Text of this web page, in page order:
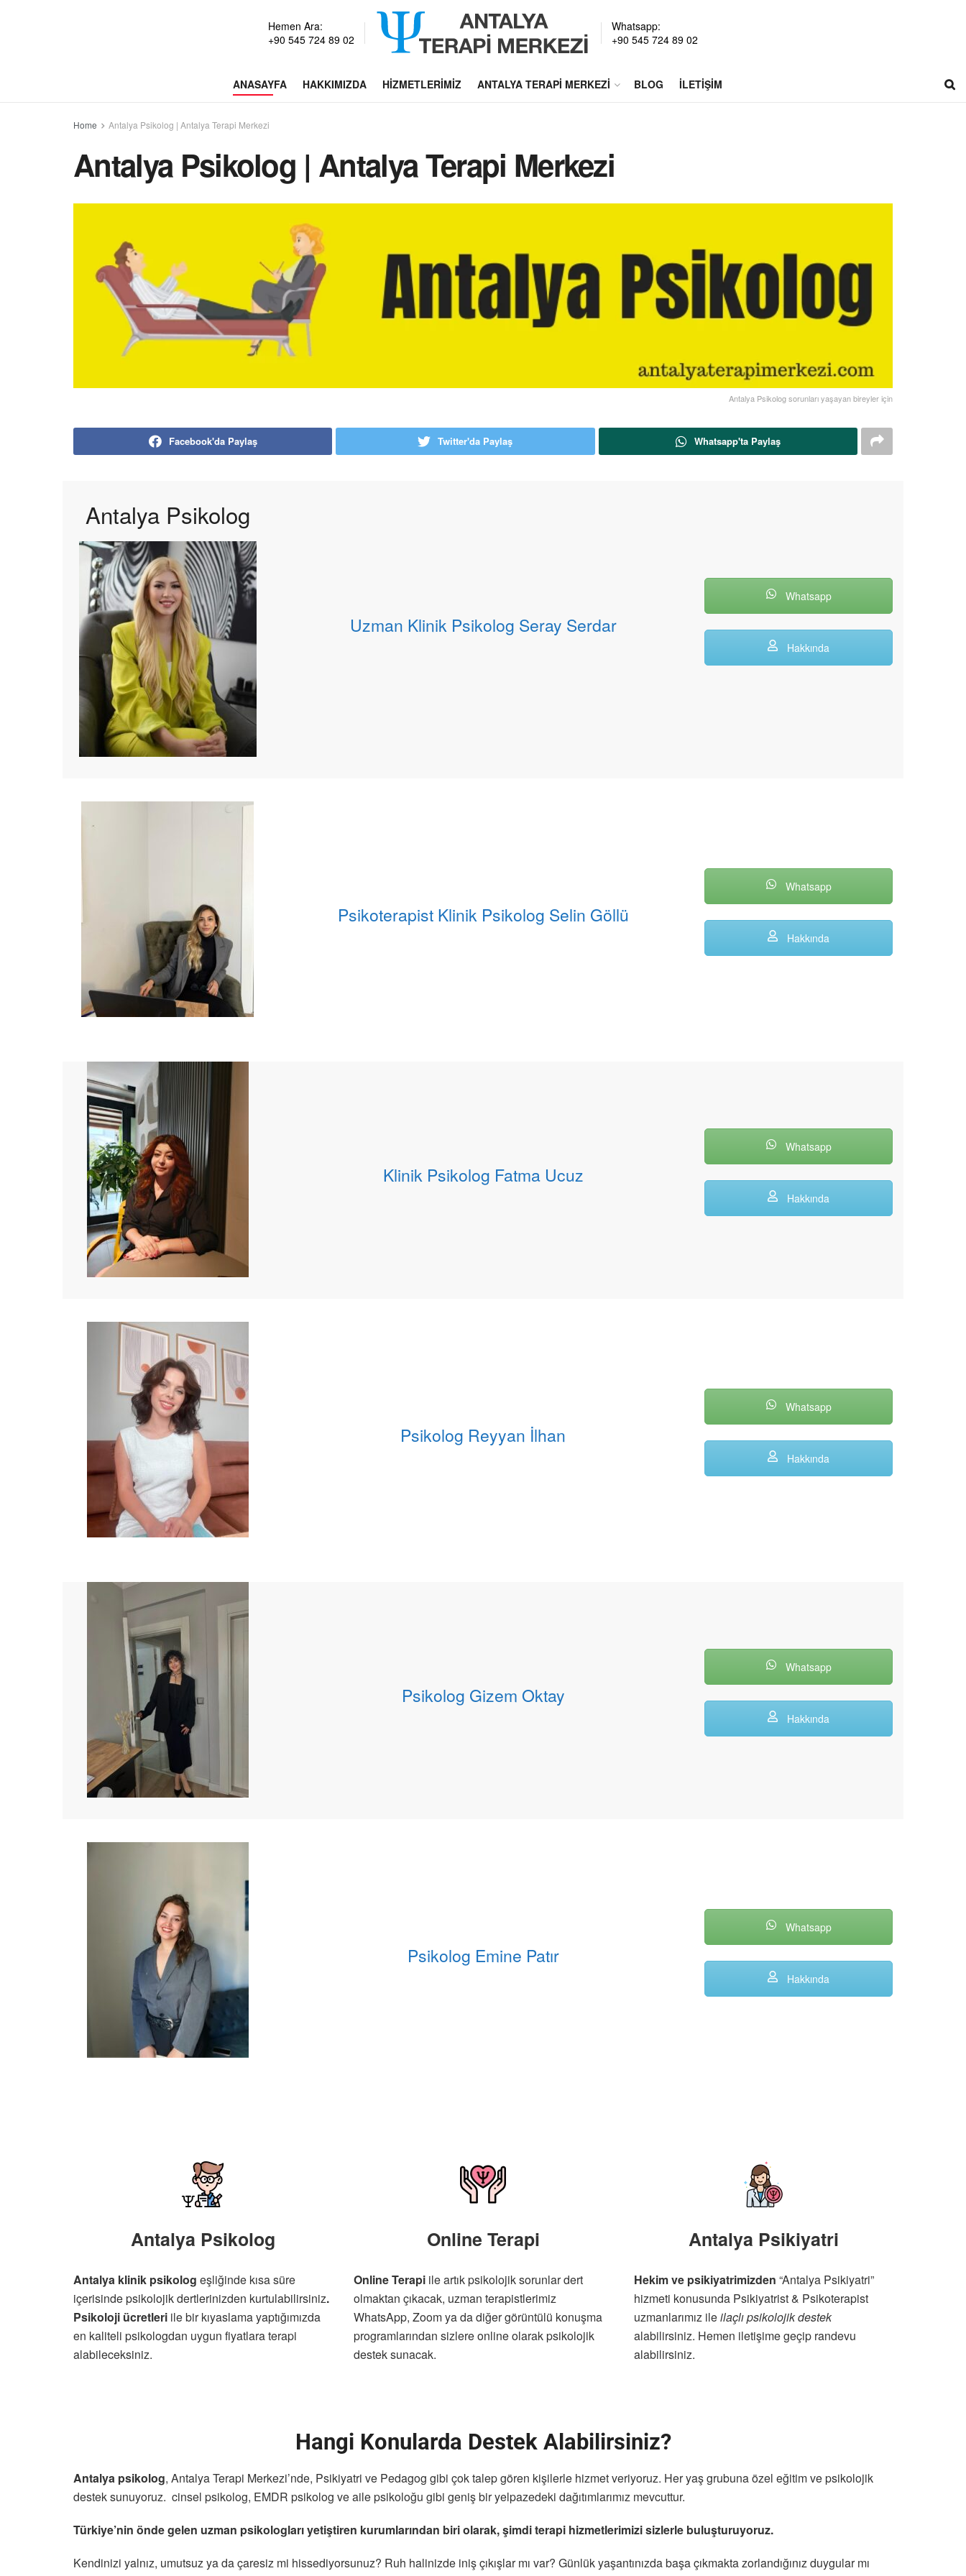
Hemen Ara:
+90 545 724 89 02
Whatsapp:
+90 545 724 89 02
ANASAYFA HAKKIMIZDA HIZMETLERIMIZ ANTALYA TERAPI MERKEZI BLOG İLETIŞIM
Home Antalya Psikolog | Antalya Terapi Merkezi
Antalya Psikolog | Antalya Terapi Merkezi
Antalya Psikolog sorunları yaşayan bireyler için
Facebook'da Paylaş Twitter'da Paylaş Whatsapp'ta Paylaş
Antalya Psikolog
Uzman Klinik Psikolog Seray Serdar
Whatsapp
Hakkında
Psikoterapist Klinik Psikolog Selin Göllü
Whatsapp
Hakkında
Klinik Psikolog Fatma Ucuz
Whatsapp
Hakkında
Psikolog Reyyan İlhan
Whatsapp
Hakkında
Psikolog Gizem Oktay
Whatsapp
Hakkında
Psikolog Emine Patır
Whatsapp
Hakkında
Antalya Psikolog
Antalya klinik psikolog eşliğinde kısa süre
içerisinde psikolojik dertlerinizden kurtulabilirsiniz.
Psikoloji ücretleri ile bir kıyaslama yaptığımızda
en kaliteli psikologdan uygun fiyatlara terapi
alabileceksiniz.
Online Terapi
Online Terapi ile artık psikolojik sorunlar dert
olmaktan çıkacak, uzman terapistlerimiz
WhatsApp, Zoom ya da diğer görüntülü konuşma
programlarından sizlere online olarak psikolojik
destek sunacak.
Antalya Psikiyatri
Hekim ve psikiyatrimizden “Antalya Psikiyatri”
hizmeti konusunda Psikiyatrist & Psikoterapist
uzmanlarımız ileilaçlı psikolojik destek
alabilirsiniz. Hemen iletişime geçip randevu
alabilirsiniz.
Hangi Konularda Destek Alabilirsiniz?
Antalya psikolog, Antalya Terapi Merkezi’nde, Psikiyatri ve Pedagog gibi çok talep gören kişilerle hizmet veriyoruz. Her yaş grubuna özel eğitim ve psikolojik
destek sunuyoruz. cinsel psikolog, EMDR psikolog ve aile psikoloğu gibi geniş bir yelpazedeki dağıtımlarımız mevcuttur.
Türkiye’nin önde gelen uzman psikologları yetiştiren kurumlarından biri olarak, şimdi terapi hizmetlerimizi sizlerle buluşturuyoruz.
Kendinizi yalnız, umutsuz ya da çaresiz mi hissediyorsunuz? Ruh halinizde iniş çıkışlar mı var? Günlük yaşantınızda başa çıkmakta zorlandığınız duygular mı